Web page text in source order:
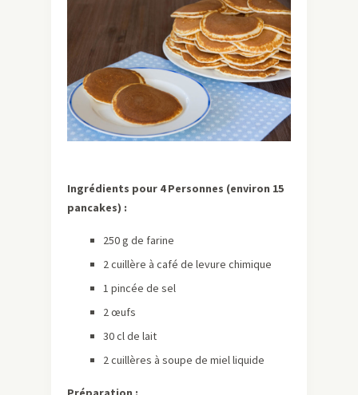
Ingrédients pour 4 Personnes (environ 15
pancakes) :
250 g de farine
2 cuillère à café de levure chimique
1 pincée de sel
2 œufs
30 cl de lait
2 cuillères à soupe de miel liquide